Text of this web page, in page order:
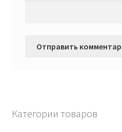
Категории товаров